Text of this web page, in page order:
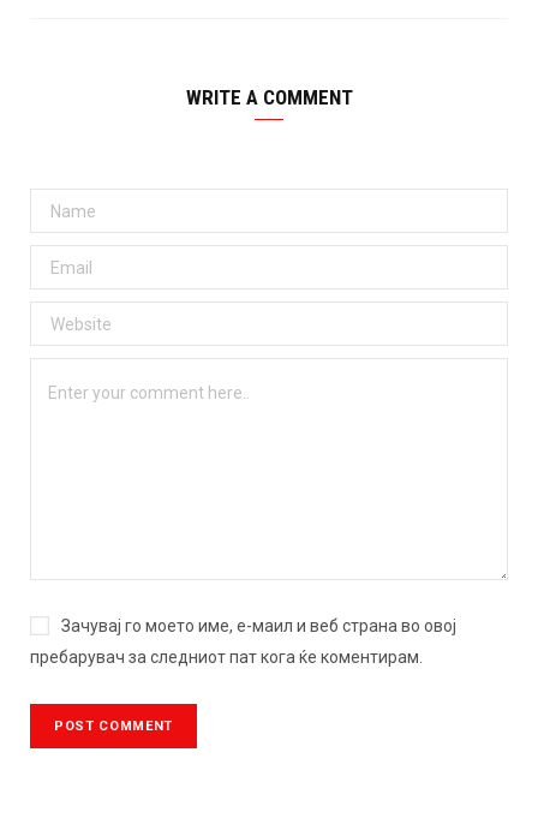
WRITE A COMMENT
Зачувај го моето име, е-маил и веб страна во овој
пребарувач за следниот пат кога ќе коментирам.